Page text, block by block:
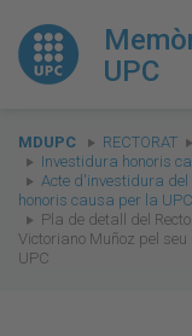
UPC
You
are
here:
MDUPC RECTORAT
Investidura honoris
Acte d'investidura del
honoris causa per la
Pla de detall del
Victoriano Muñoz pel
UPC